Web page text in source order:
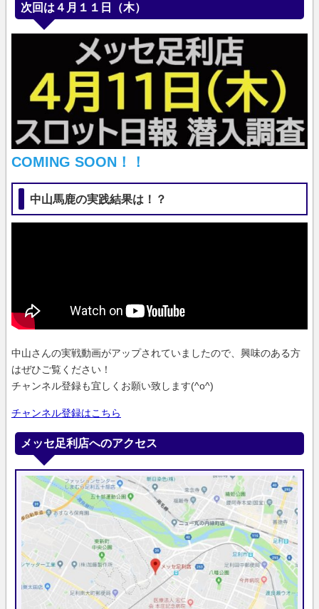
次回は４月１１日（木）
COMING SOON！！
中山馬鹿の実践結果は！？
中山さんの実戦動画がアップされていましたので、興味のある方
はぜひご覧ください！
チャンネル登録も宜しくお願い致します(^o^)
チャンネル登録はこちら
メッセ足利店へのアクセス